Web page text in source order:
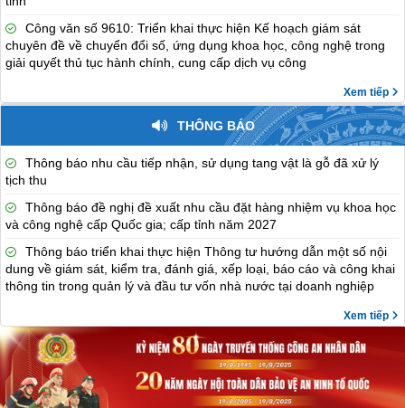
Công văn số 9610: Triển khai thực hiện Kế hoạch giám sát
chuyên đề về chuyển đổi số, ứng dụng khoa học, công nghệ trong
giải quyết thủ tục hành chính, cung cấp dịch vụ công
Xem tiếp
THÔNG BÁO
Thông báo nhu cầu tiếp nhận, sử dụng tang vật là gỗ đã xử lý
tịch thu
Thông báo đề nghị đề xuất nhu cầu đặt hàng nhiệm vụ khoa học
và công nghệ cấp Quốc gia; cấp tỉnh năm 2027
Thông báo triển khai thực hiện Thông tư hướng dẫn một số nội
dung về giám sát, kiểm tra, đánh giá, xếp loại, báo cáo và công khai
thông tin trong quản lý và đầu tư vốn nhà nước tại doanh nghiệp
Xem tiếp